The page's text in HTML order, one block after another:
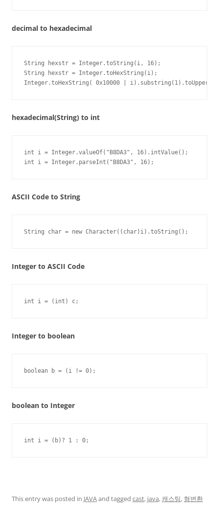
decimal to hexadecimal
String hexstr = Integer.toString(i, 16);
String hexstr = Integer.toHexString(i);
Integer.toHexString( 0x10000 |
hexadecimal(String) to int
int i = Integer.valueOf("B8DA3", 16).intValue();
int i = Integer.parseInt("B8DA3", 16);
ASCII Code to String
String char = new Character((char)i).toString();
Integer to ASCII Code
int i = (int) c;
Integer to boolean
boolean b = (i != 0);
boolean to Integer
int i = (b)? 1 : 0;
This entry was posted in JAVAand tagged cast, java, 캐스팅, 형변환